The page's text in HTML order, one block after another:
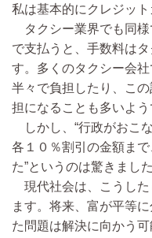
私は基本的にクレジッ
タクシー業界でも同様
で支払うと、手数料は
す。多くのタクシー会
半々で負担したり、こ
担になることも多いよう
しかし、“行政がおこ
各１０％割引の金額ま
た”というのは驚きました
現代社会は、こうした
ます。将来、富が平等
た問題は解決に向かう可